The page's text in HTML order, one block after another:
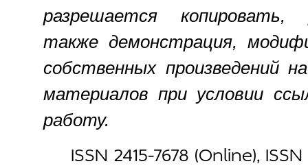
разрешается копировать,
также демонстрация,
собственных произведений
материалов при условии
работу.
ISSN 2415-7678 (Online),